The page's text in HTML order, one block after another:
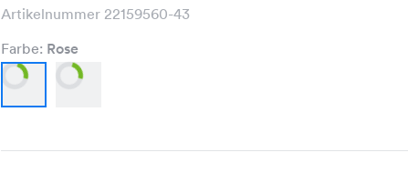
Artikelnummer 22159560-43
Farbe: Rose